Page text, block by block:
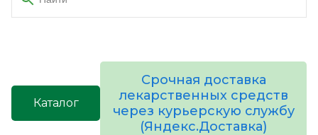
Каталог
Срочная доставка
лекарственных средств
через курьерскую службу
(Яндекс.Доставка)